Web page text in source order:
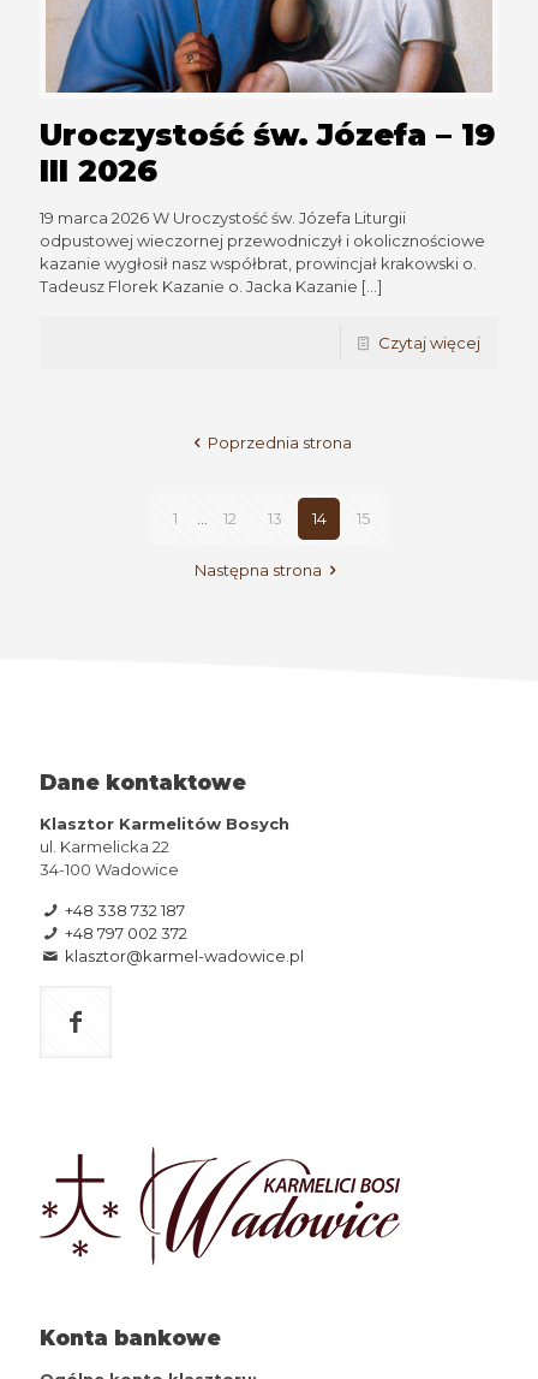
Uroczystość św. Józefa – 19
III 2026
19 marca 2026 W Uroczystość św. Józefa Liturgii
odpustowej wieczornej przewodniczył i okolicznościowe
kazanie wygłosił nasz współbrat, prowincjał krakowski o.
Tadeusz Florek Kazanie o. Jacka Kazanie […]
Czytaj więcej
Poprzednia strona
1 ... 12 13 14 15
Następna strona
Dane kontaktowe
Klasztor Karmelitów Bosych
ul. Karmelicka 22
34-100 Wadowice
+48 338 732 187
+48 797 002 372
klasztor@karmel-wadowice.pl
Konta bankowe